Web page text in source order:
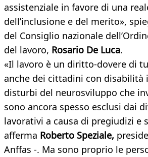
assistenziale in favore di una
dell’inclusione e del merito»,
del Consiglio nazionale
del lavoro, Rosario De Luca.
«Il lavoro è un diritto-dovere di
anche dei cittadini con disabilità
disturbi del neurosviluppo che
sono ancora spesso esclusi dai
lavorativi a causa di pregiudizi e
afferma Roberto Speziale,
Anffas -. Ma sono proprio le